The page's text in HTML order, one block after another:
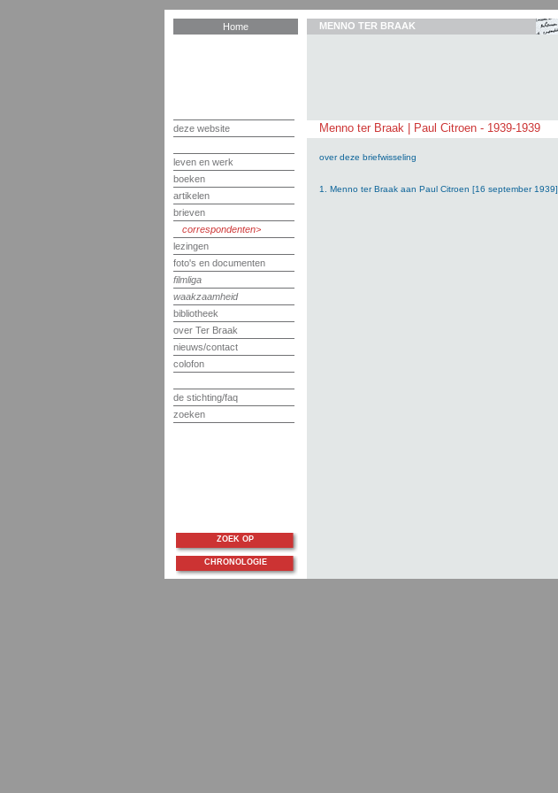
Home
deze website
leven en werk
boeken
artikelen
brieven
correspondenten
lezingen
foto's en documenten
filmliga
waakzaamheid
bibliotheek
over Ter Braak
nieuws/contact
colofon
de stichting/faq
zoeken
MENNO TER BRAAK
Menno ter Braak | Paul Citroen - 1939-1939
over deze briefwisseling
1. Menno ter Braak aan Paul Citroen [16 september 1939]
ZOEK OP
CHRONOLOGIE